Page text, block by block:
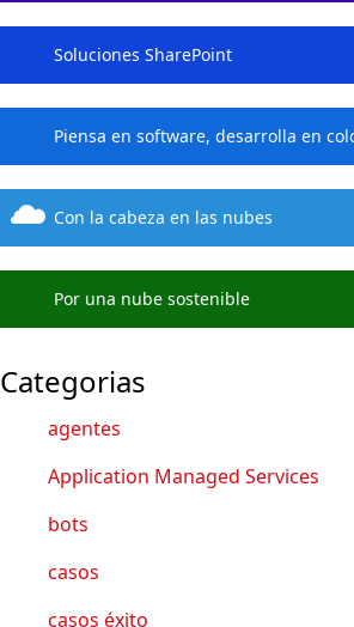
Soluciones SharePoint
Piensa en software, desarrolla en
Con la cabeza en las nubes
Por una nube sostenible
Categorias
agentes
Application Managed Services
bots
casos
casos éxito